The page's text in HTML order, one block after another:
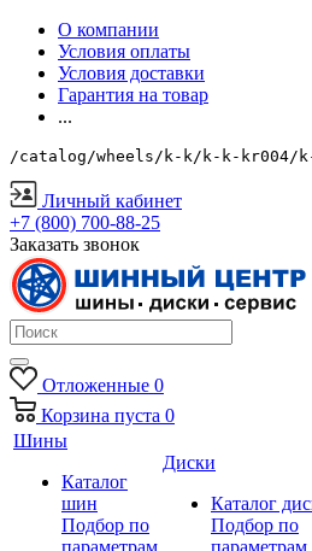
О компании
Условия оплаты
Условия доставки
Гарантия на товар
...
/catalog/wheels/k-k/k-k-kr004/
Личный кабинет
+7 (800) 700-88-25
Заказать звонок
Отложенные 0
Корзина пуста 0
Шины
Каталог
шин
Подбор по
параметрам
Диски
Каталог
Подбор по
параметрам